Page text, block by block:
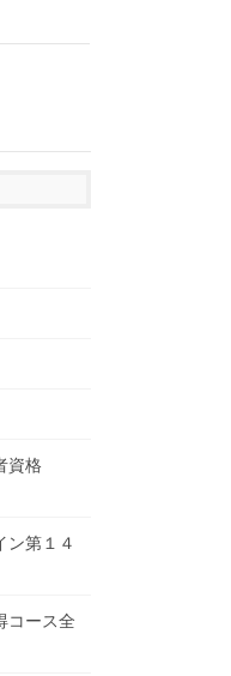
資格
ン第１４
コース全